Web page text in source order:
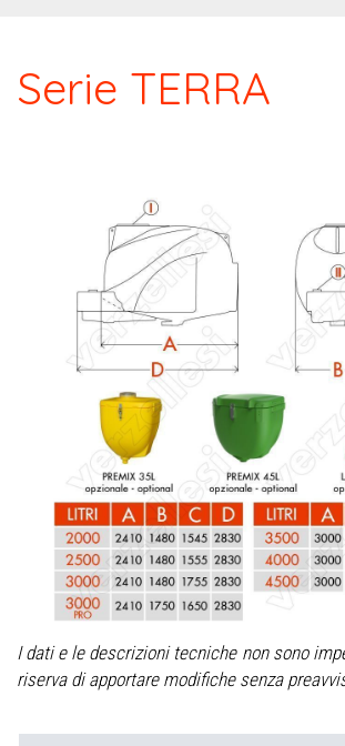
Serie TERRA
I dati e le descrizioni tecniche non sono
riserva di apportare modifiche senza